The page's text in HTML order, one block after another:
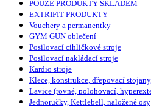
POUZE PRODUKTY SKLADEM
EXTRIFIT PRODUKTY
Vouchery a permanentky
GYM GUN oblečení
Posilovací cihličkové stroje
Posilovací nakládací stroje
Kardio stroje
Klece, konstrukce, dřepovací
Lavice (rovné, polohovací,
Jednoručky, Kettlebell, naložené osy